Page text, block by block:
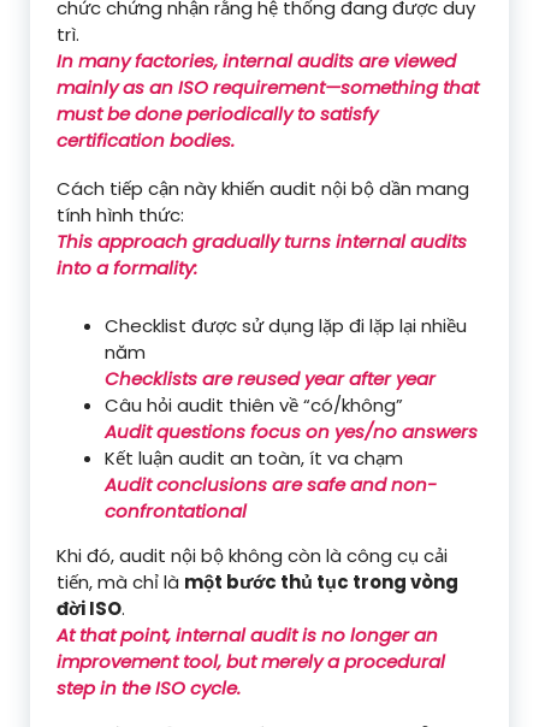
chức chứng nhận rằng hệ thống đang được duy
trì.
In many factories, internal audits are viewed
mainly as an ISO requirement—something that
must be done periodically to satisfy
certification bodies.
Cách tiếp cận này khiến audit nội bộ dần mang
tính hình thức:
This approach gradually turns internal audits
into a formality:
Checklist được sử dụng lặp đi lặp lại nhiều
năm
Checklists are reused year after year
Câu hỏi audit thiên về “có/không”
Audit questions focus on yes/no answers
Kết luận audit an toàn, ít va chạm
Audit conclusions are safe and non-
confrontational
Khi đó, audit nội bộ không còn là công cụ cải
tiến, mà chỉ là một bước thủ tục trong vòng
đời ISO.
At that point, internal audit is no longer an
improvement tool, but merely a procedural
step in the ISO cycle.